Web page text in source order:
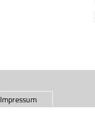
Impressum